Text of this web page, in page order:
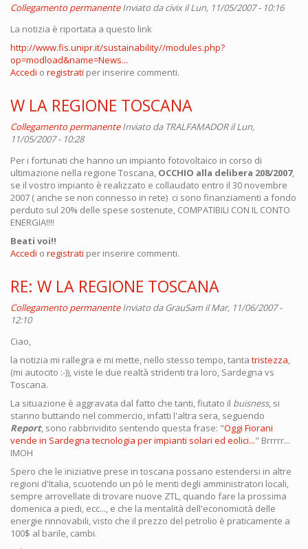
Collegamento permanente Inviato dacivixil Lun, 11/05/2007 - 10:16
La notizia è riportata a questo link
http://www.fis.unipr.it/sustainability//modules.php?
op=modload&name=News...
Accedi o registrati per inserire commenti.
W LA REGIONE TOSCANA
Collegamento permanente Inviato da TRALFAMADORil Lun,
11/05/2007 - 10:28
Per i fortunati che hanno un impianto fotovoltaico in corso di
ultimazione nella regione Toscana, OCCHIO alla delibera 208/2007,
se il vostro impianto è realizzato e collaudato entro il 30 novembre
2007 ( anche se non connesso in rete) ci sono finanziamenti a fondo
perduto sul 20% delle spese sostenute, COMPATIBILI CON IL CONTO
ENERGIA!!!!
Beati voi!!
Accedi o registrati per inserire commenti.
RE: W LA REGIONE TOSCANA
Collegamento permanente Inviato daGrauSamil Mar, 11/06/2007 -
12:10
Ciao,
la notizia mi rallegra e mi mette, nello stesso tempo, tanta tristezza
(mi autocito :-)), viste le due realtà stridenti tra loro, Sardegna vs
Toscana.
La situazione è aggravata dal fatto che tanti, fiutato il buisness, si
stanno buttando nel commercio, infatti l'altra sera, seguendo
Report, sono rabbrividito sentendo questa frase: "Oggi Fiorani
vende in Sardegna tecnologia per impianti solari ed eolici..." Brrrrr...
IMOH
Spero che le iniziative prese in toscana possano estendersi in altre
regioni d'Italia, scuotendo un pò le menti degli amministratori locali,
sempre arrovellate di trovare nuove ZTL, quando fare la prossima
domenica a piedi, ecc..., e che la mentalità dell'economicità delle
energie rinnovabili, visto che il prezzo del petrolio è praticamente a
100$ al barile, cambi.